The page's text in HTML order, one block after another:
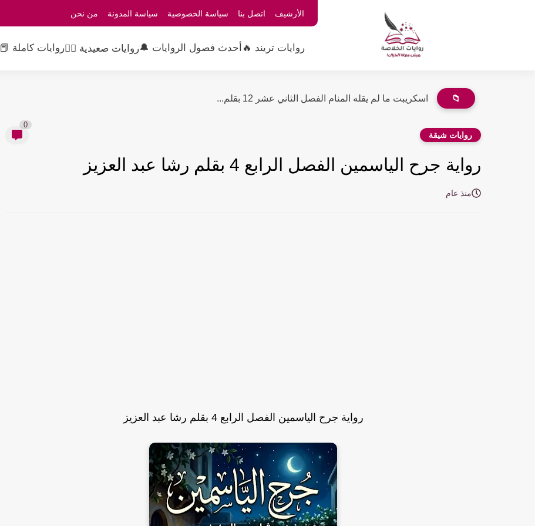
الأرشيف اتصل بنا سياسة الخصوصية سياسة المدونة من نحن
روايات تريند 🔥 أحدث فصول الروايات 🔔روايات صعيدية 👳‍♂️روايات كاملة 📕
📁 اسكريبت ما لم يقله المنام الفصل الثاني عشر 12 بقلم...
روايات شيقة
0
رواية جرح الياسمين الفصل الرابع 4 بقلم رشا عبد العزيز
منذ عام
رواية جرح الياسمين الفصل الرابع 4 بقلم رشا عبد العزيز